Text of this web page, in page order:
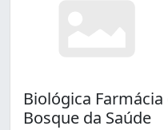
Biológica
Bosque da Saúde